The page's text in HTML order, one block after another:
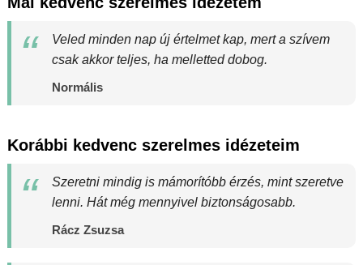
Veled minden nap új értelmet kap, mert a szívem
csak akkor teljes, ha melletted dobog.
Normális
Korábbi kedvenc szerelmes idézeteim
Szeretni mindig is mámorítóbb érzés, mint szeretve
lenni. Hát még mennyivel biztonságosabb.
Rácz Zsuzsa